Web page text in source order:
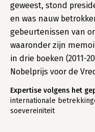
geweest, stond
en was nauw
gebeurtenissen van
waaronder zijn
in drie boeken (2011-
Nobelprijs voor de
Expertise volgens het
internationale
soevereiniteit